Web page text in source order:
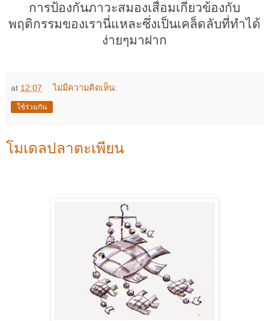
การป้องกันภาวะสมองเสื่อมเกี่ยวข้องกับ
พฤติกรรมของเรานี่แหละซึ่งเป็นเคล็ดลับที่ทำได้
ง่ายๆมาฝาก
at 12:07 ไม่มีความคิดเห็น:
ใช้ร่วมกัน
โมเดลปลาตะเพียน